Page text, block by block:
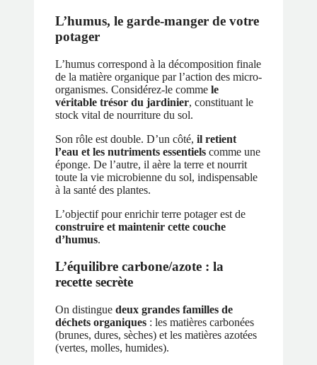
L’humus, le garde-manger de votre
potager
L’humus correspond à la décomposition finale
de la matière organique par l’action des micro-
organismes. Considérez-le comme le
véritable trésor du jardinier, constituant le
stock vital de nourriture du sol.
Son rôle est double. D’un côté, il retient
l’eau et les nutriments essentiels comme une
éponge. De l’autre, il aère la terre et nourrit
toute la vie microbienne du sol, indispensable
à la santé des plantes.
L’objectif pour enrichir terre potager est de
construire et maintenir cette couche
d’humus.
L’équilibre carbone/azote : la
recette secrète
On distingue deux grandes familles de
déchets organiques : les matières carbonées
(brunes, dures, sèches) et les matières azotées
(vertes, molles, humides).